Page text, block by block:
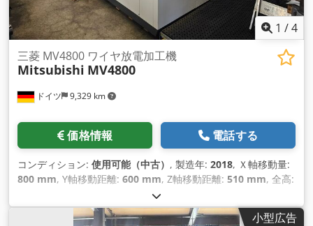
1 /4
ドイツ 9,329 km
三菱 MV4800 ワイヤ放電加工機
Mitsubishi MV4800
価格情報 電話する
コンディション: 使用可能（中古） , 製造年: 2018, Ｘ軸移動量:
800 mm, Y軸移動距離: 600 mm, Z軸移動距離: 510 mm, 全高:
, ワイヤー径（最大）:
kg（キログラム）, 軸数:5, ワイヤー径（最小）:0.1 mm,
小型広告